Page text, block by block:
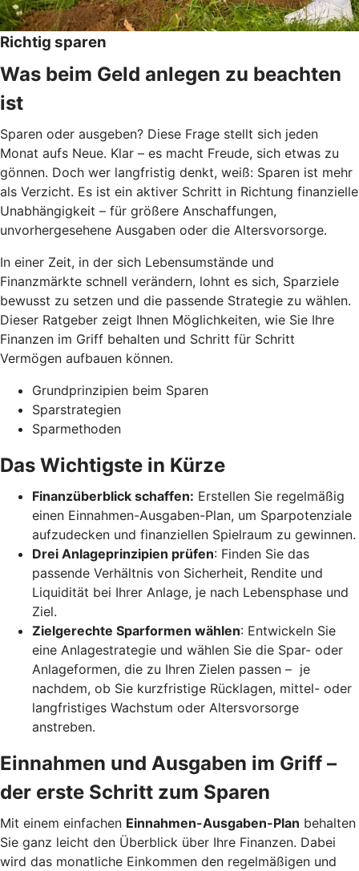
Richtig sparen
Was beim Geld anlegen zu beachten
ist
Sparen oder ausgeben? Diese Frage stellt sich jeden
Monat aufs Neue. Klar – es macht Freude, sich etwas zu
gönnen. Doch wer langfristig denkt, weiß: Sparen ist mehr
als Verzicht. Es ist ein aktiver Schritt in Richtung finanzielle
Unabhängigkeit – für größere Anschaffungen,
unvorhergesehene Ausgaben oder die Altersvorsorge.
In einer Zeit, in der sich Lebensumstände und
Finanzmärkte schnell verändern, lohnt es sich, Sparziele
bewusst zu setzen und die passende Strategie zu wählen.
Dieser Ratgeber zeigt Ihnen Möglichkeiten, wie Sie Ihre
Finanzen im Griff behalten und Schritt für Schritt
Vermögen aufbauen können.
Grundprinzipien beim Sparen
Sparstrategien
Sparmethoden
Das Wichtigste in Kürze
Finanzüberblick schaffen: Erstellen Sie regelmäßig
einen Einnahmen-Ausgaben-Plan, um Sparpotenziale
aufzudecken und finanziellen Spielraum zu gewinnen.
Drei Anlageprinzipien prüfen: Finden Sie das
passende Verhältnis von Sicherheit, Rendite und
Liquidität bei Ihrer Anlage, je nach Lebensphase und
Ziel.
Zielgerechte Sparformen wählen: Entwickeln Sie
eine Anlagestrategie und wählen Sie die Spar- oder
Anlageformen, die zu Ihren Zielen passen – je
nachdem, ob Sie kurzfristige Rücklagen, mittel- oder
langfristiges Wachstum oder Altersvorsorge
anstreben.
Einnahmen und Ausgaben im Griff –
der erste Schritt zum Sparen
Mit einem einfachen Einnahmen-Ausgaben-Plan behalten
Sie ganz leicht den Überblick über Ihre Finanzen. Dabei
wird das monatliche Einkommen den regelmäßigen und